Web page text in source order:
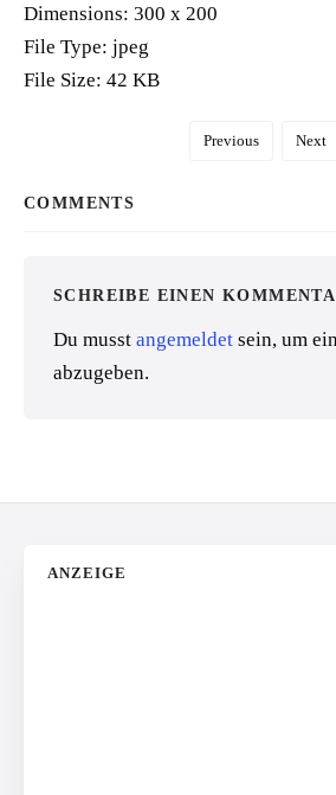
Dimensions: 300 x 200
File Type: jpeg
File Size: 42 KB
Previous Next
COMMENTS
SCHREIBE EINEN
Du musst angemeldet sein, um
abzugeben.
ANZEIGE